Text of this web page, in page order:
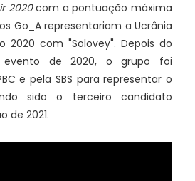
2020com a pontuação máxima
Go_A representariam a Ucrânia
2020 com "Solovey". Depois do
evento de 2020, o grupo foi
e pela SBS para representar o
sido o terceiro candidato
de 2021.